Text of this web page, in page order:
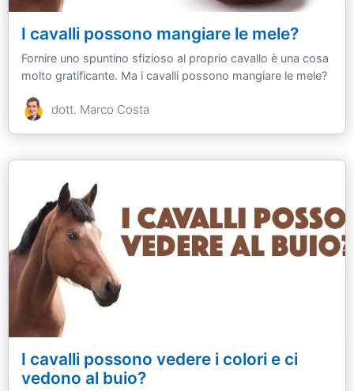
I cavalli possono mangiare le mele?
Fornire uno spuntino sfizioso al proprio cavallo è una cosa
molto gratificante. Ma i cavalli possono mangiare le mele? ​​​​​​​
dott. Marco Costa
I cavalli possono vedere i colori e ci
vedono al buio?